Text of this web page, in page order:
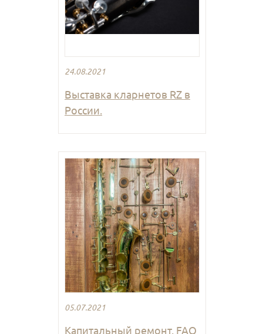
24.08.2021
Выставка кларнетов RZ в
России.
05.07.2021
Капитальный ремонт. FAQ